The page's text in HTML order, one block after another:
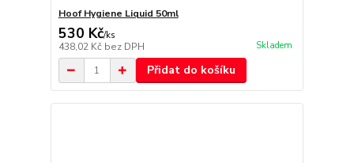
Hoof Hygiene Liquid 50ml
530 Kč/ks
438,02 Kč bez DPH Skladem
Přidat do košíku